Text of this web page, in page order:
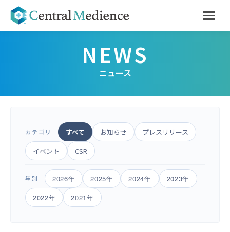
ニュース
カテゴリ すべて お知らせ
プレスリリース
イベント
CSR
年別 2026年 2025年 2024年
2023年
2022年
2021年